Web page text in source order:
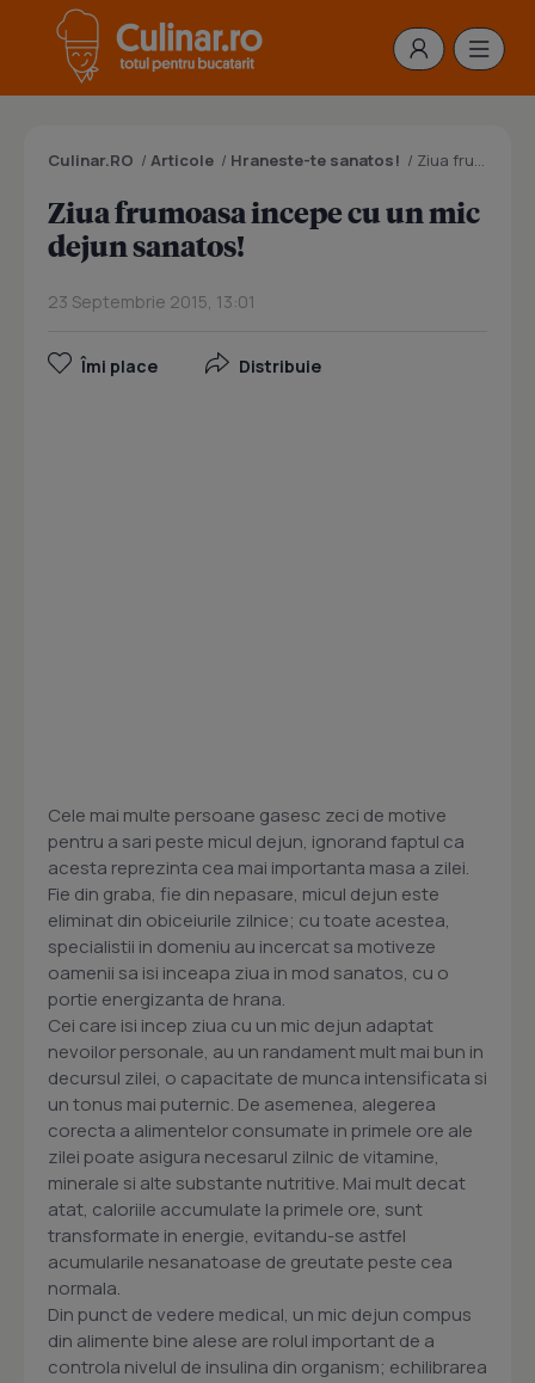
Culinar.RO / Articole / Hraneste-te sanatos! / Ziua frumoasa incepe cu un mic dejun sanatos!
Ziua frumoasa incepe cu un mic
dejun sanatos!
23 Septembrie 2015, 13:01
Îmi place Distribuie
Cele mai multe persoane gasesc zeci de motive
pentru a sari peste micul dejun, ignorand faptul ca
acesta reprezinta cea mai importanta masa a zilei.
Fie din graba, fie din nepasare, micul dejun este
eliminat din obiceiurile zilnice; cu toate acestea,
specialistii in domeniu au incercat sa motiveze
oamenii sa isi inceapa ziua in mod sanatos, cu o
portie energizanta de hrana.
Cei care isi incep ziua cu un mic dejun adaptat
nevoilor personale, au un randament mult mai bun in
decursul zilei, o capacitate de munca intensificata si
un tonus mai puternic. De asemenea, alegerea
corecta a alimentelor consumate in primele ore ale
zilei poate asigura necesarul zilnic de vitamine,
minerale si alte substante nutritive. Mai mult decat
atat, caloriile accumulate la primele ore, sunt
transformate in energie, evitandu-se astfel
acumularile nesanatoase de greutate peste cea
normala.
Din punct de vedere medical, un mic dejun compus
din alimente bine alese are rolul important de a
controla nivelul de insulina din organism; echilibrarea